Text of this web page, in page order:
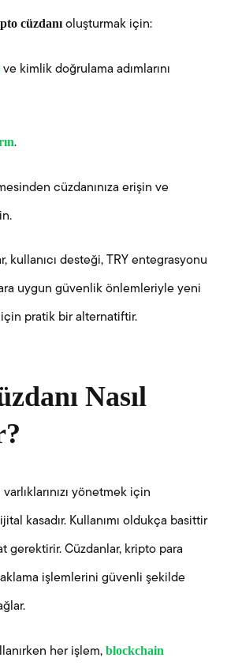
cüzdanı oluşturmak için:
ve kimlik doğrulama adımlarını
.
cüzdanınıza erişin ve
kullanıcı desteği, TRY entegrasyonu
uygun güvenlik önlemleriyle yeni
için pratik bir alternatiftir.
Nasıl
yönetmek için
kasadır. Kullanımı oldukça basittir
gerektirir. Cüzdanlar, kripto para
işlemlerini güvenli şekilde
her işlem, blockchain